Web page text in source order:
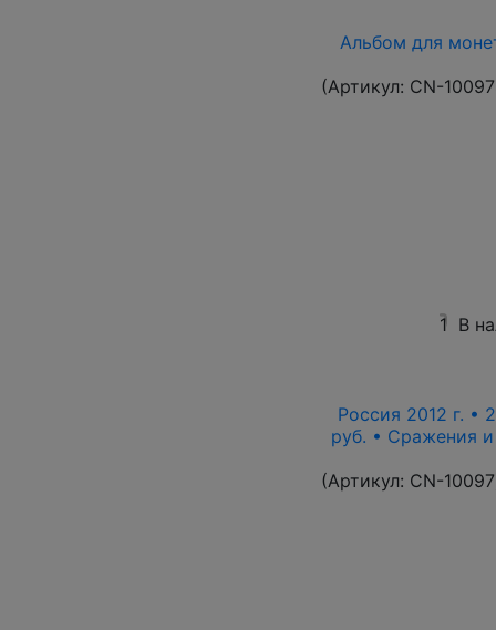
Альбом для
(Артикул: CN-
1 В
Россия 2012 г. •
руб. • Сражения
(Артикул: CN-10097